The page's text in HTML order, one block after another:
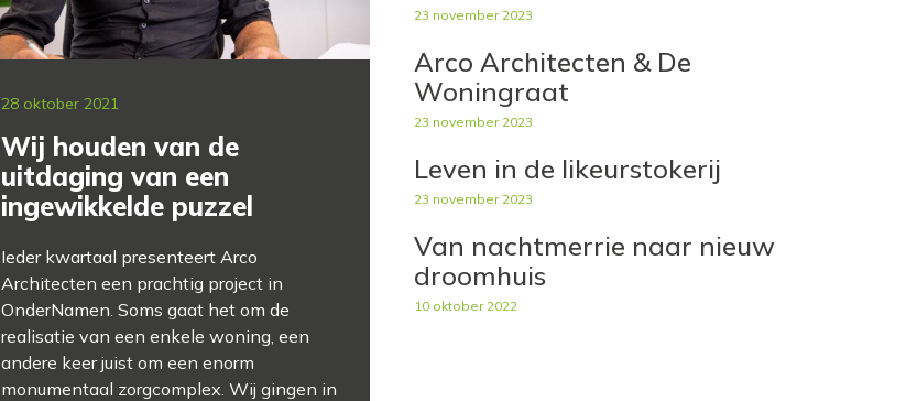
28 oktober 2021
Wij houden van de
uitdaging van een
ingewikkelde puzzel
Ieder kwartaal presenteert Arco
Architecten een prachtig project in
OnderNamen. Soms gaat het om de
realisatie van een enkele woning, een
andere keer juist om een enorm
monumentaal zorgcomplex. Wij gingen in
23 november 2023
Arco Architecten & De
Woningraat
23 november 2023
Leven in de likeurstokerij
23 november 2023
Van nachtmerrie naar nieuw
droomhuis
10 oktober 2022